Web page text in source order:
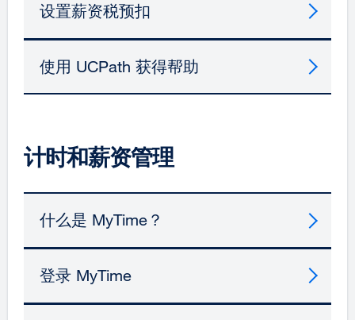
设置薪资税预扣
使用 UCPath 获得帮助
计时和薪资管理
什么是 MyTime？
登录 MyTime